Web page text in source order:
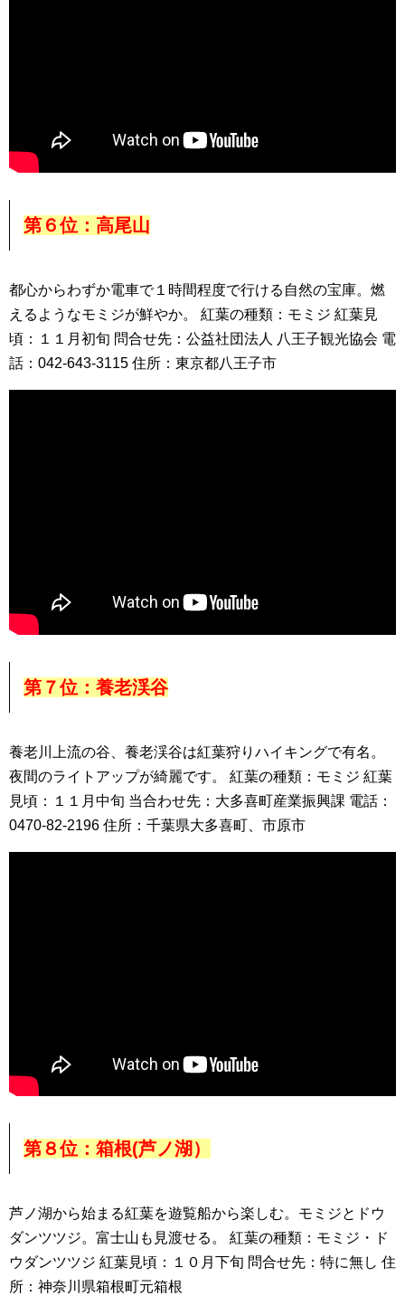
第６位：高尾山
都心からわずか電車で１時間程度で行ける自然の宝庫。燃
えるようなモミジが鮮やか。 紅葉の種類：モミジ 紅葉見
頃：１１月初旬 問合せ先：公益社団法人 八王子観光協会 電
話：042-643-3115 住所：東京都八王子市
第７位：養老渓谷
養老川上流の谷、養老渓谷は紅葉狩りハイキングで有名。
夜間のライトアップが綺麗です。 紅葉の種類：モミジ 紅葉
見頃：１１月中旬 当合わせ先：大多喜町産業振興課 電話：
0470-82-2196 住所：千葉県大多喜町、市原市
第８位：箱根(芦ノ湖）
芦ノ湖から始まる紅葉を遊覧船から楽しむ。モミジとドウ
ダンツツジ。富士山も見渡せる。 紅葉の種類：モミジ・ド
ウダンツツジ 紅葉見頃：１０月下旬 問合せ先：特に無し 住
所：神奈川県箱根町元箱根